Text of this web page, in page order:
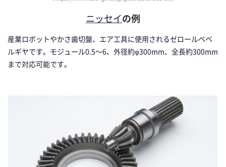
ニッセイの例
産業ロボットやかさ歯切盤、エア工具に使用されるゼロールベベ
ルギヤです。モジュール0.5～6、外径約φ300mm、全長約300mm
まで対応可能です。